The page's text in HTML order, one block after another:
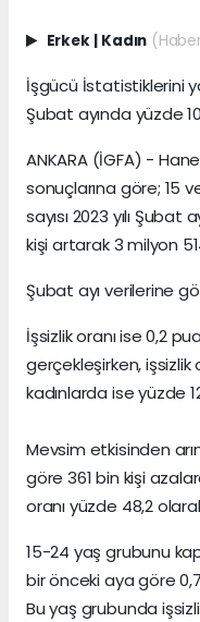
Erkek Kadın
İşgücü İstatistiklerini
Şubat ayında yüzde
ANKARA (İGFA) -
sonuçlarına göre; 15
sayısı 2023 yılı
kişi artarak 3 milyon
Şubat ayı verilerine
İşsizlik oranı ise 0,2
gerçekleşirken, işsizlik
kadınlarda ise yüzde
Mevsim etkisinden
göre 361 bin kişi
oranı yüzde 48,2
15-24 yaş grubunu
bir önceki aya göre 0,7
Bu yaş grubunda